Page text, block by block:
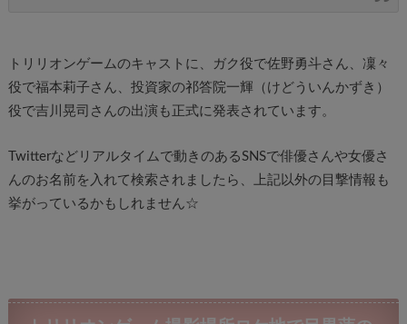
トリリオンゲームのキャストに、ガク役で佐野勇斗さん、凜々
役で福本莉子さん、投資家の祁答院一輝（けどういんかずき）
役で吉川晃司さんの出演も正式に発表されています。
Twitterなどリアルタイムで動きのあるSNSで俳優さんや女優さ
んのお名前を入れて検索されましたら、上記以外の目撃情報も
挙がっているかもしれません☆